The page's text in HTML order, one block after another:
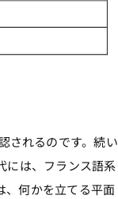
されるのです。続い
には、フランス語系
何かを立てる平面